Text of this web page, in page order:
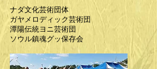
ナダ文化芸術団体
ガヤメロディック芸術団
潭陽伝統ヨニ芸術団
​ソウル鎮魂グッ保存会